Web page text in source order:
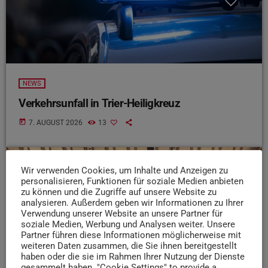
NEWS
Verkehrsunfall in Trier-Heiligkreuz
today 7. AUGUST 2026 13
insert_link
Wir verwenden Cookies, um Inhalte und Anzeigen zu
personalisieren, Funktionen für soziale Medien anbieten
zu können und die Zugriffe auf unsere Website zu
analysieren. Außerdem geben wir Informationen zu Ihrer
Verwendung unserer Website an unsere Partner für
soziale Medien, Werbung und Analysen weiter. Unsere
Partner führen diese Informationen möglicherweise mit
weiteren Daten zusammen, die Sie ihnen bereitgestellt
haben oder die sie im Rahmen Ihrer Nutzung der Dienste